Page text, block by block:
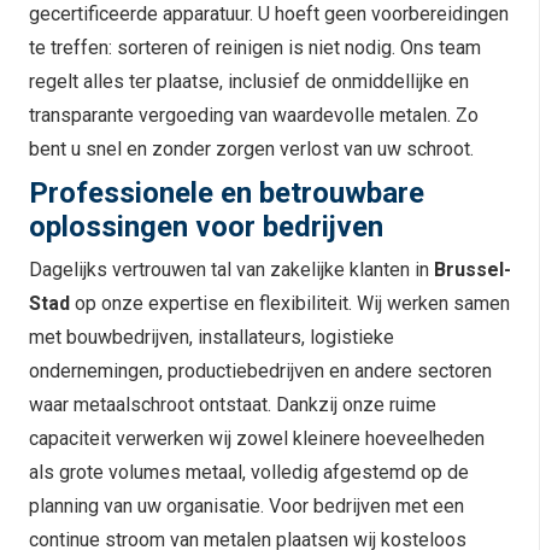
gecertificeerde apparatuur. U hoeft geen voorbereidingen
te treffen: sorteren of reinigen is niet nodig. Ons team
regelt alles ter plaatse, inclusief de onmiddellijke en
transparante vergoeding van waardevolle metalen. Zo
bent u snel en zonder zorgen verlost van uw schroot.
Professionele en betrouwbare
oplossingen voor bedrijven
Dagelijks vertrouwen tal van zakelijke klanten in Brussel-
Stad op onze expertise en flexibiliteit. Wij werken samen
met bouwbedrijven, installateurs, logistieke
ondernemingen, productiebedrijven en andere sectoren
waar metaalschroot ontstaat. Dankzij onze ruime
capaciteit verwerken wij zowel kleinere hoeveelheden
als grote volumes metaal, volledig afgestemd op de
planning van uw organisatie. Voor bedrijven met een
continue stroom van metalen plaatsen wij kosteloos